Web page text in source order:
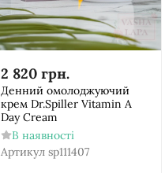
2 820 грн.
Денний омолоджуючий
крем Dr.Spiller Vitamin A
Day Cream
В наявності
Артикул sp111407